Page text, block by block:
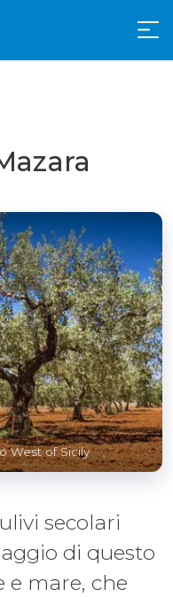
West of Sicily
secolari
di questo
e mare, che